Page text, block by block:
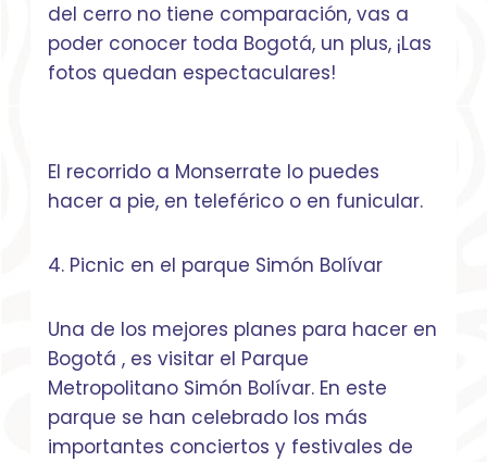
del cerro no tiene comparación, vas a
poder conocer toda Bogotá, un plus, ¡Las
fotos quedan espectaculares!
El recorrido a Monserrate lo puedes
hacer a pie, en teleférico o en funicular.
4. Picnic en el parque Simón Bolívar
Una de los mejores planes para hacer en
Bogotá , es visitar el Parque
Metropolitano Simón Bolívar. En este
parque se han celebrado los más
importantes conciertos y festivales de